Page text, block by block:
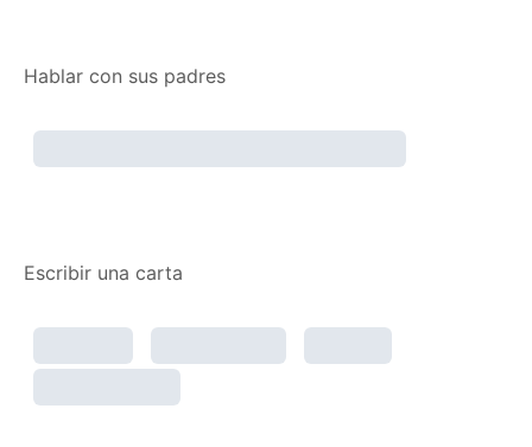
Hablar con sus padres
Escribir una carta